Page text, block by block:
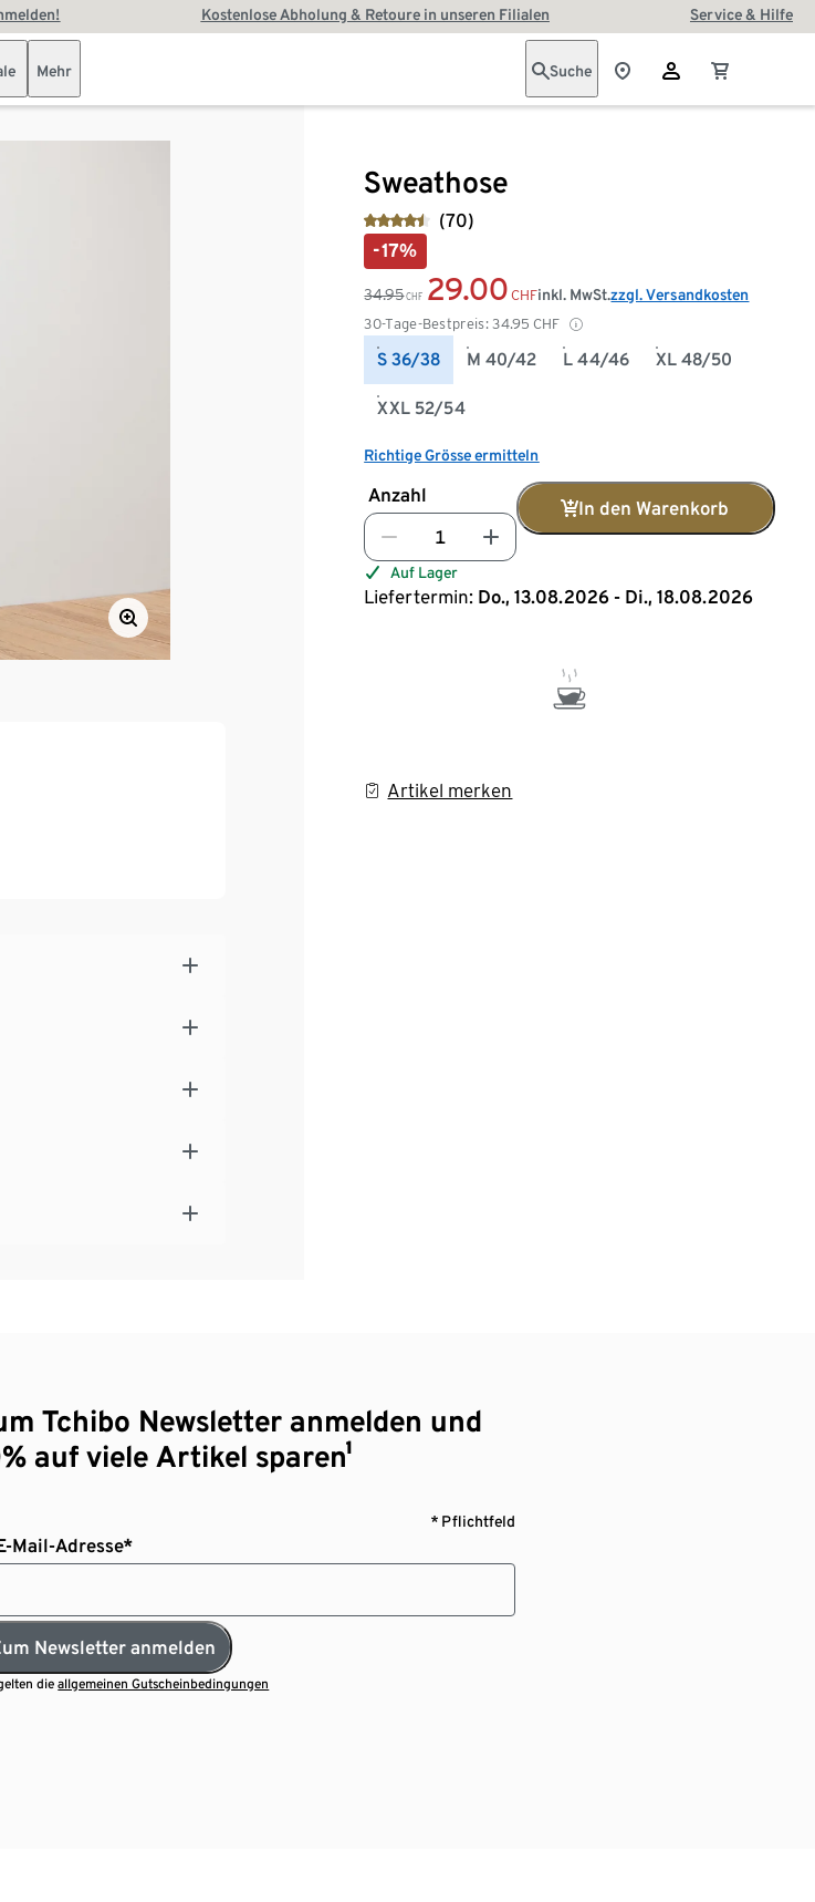
Kostenlose Abholung & Retoure in unseren Filialen Service & Hilfe
Mehr Suche
Sweathose
(70)
-17%
34.95 CHF 29.00 CHF
30-Tage-Bestpreis: 34.95 CHF
inkl. MwSt.zzgl. Versandkosten
S 36/38 M 40/42 L 44/46 XL 48/50
XXL 52/54
Richtige Grösse ermitteln
Anzahl
In den Warenkorb
Auf Lager
Liefertermin: Do., 13.08.2026 - Di., 18.08.2026
Artikel merken
Tchibo Newsletter anmelden und
auf viele Artikel sparen¹
* Pflichtfeld
Mail-Adresse*
Newsletter anmelden
gelten dieallgemeinen Gutscheinbedingungen